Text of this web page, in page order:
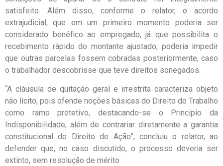
satisfeito. Além disso, conforme o relator, o acordo
extrajudicial, que em um primeiro momento poderia ser
considerado benéfico ao empregado, já que possibilita o
recebimento rápido do montante ajustado, poderia impedir
que outras parcelas fossem cobradas posteriormente, caso
o trabalhador descobrisse que teve direitos sonegados.
“A cláusula de quitação geral e irrestrita caracteriza objeto
não lícito, pois ofende noções básicas do Direito do Trabalho
como ramo protetivo, destacando-se o Princípio da
Indisponibilidade, além de contrariar diretamente a garantia
constitucional do Direito de Ação”, concluiu o relator, ao
defender que, no caso discutido, o processo deveria ser
extinto, sem resolução de mérito.